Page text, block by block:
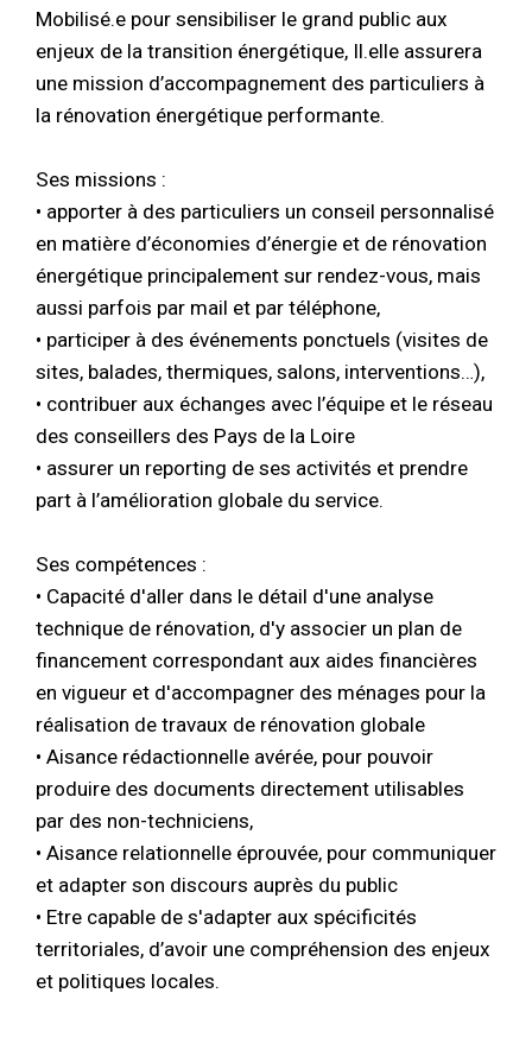
Mobilisé.e pour sensibiliser le grand public aux
enjeux de la transition énergétique, Il.elle assurera
une mission d’accompagnement des particuliers à
la rénovation énergétique performante.
Ses missions :
• apporter à des particuliers un conseil personnalisé
en matière d’économies d’énergie et de rénovation
énergétique principalement sur rendez-vous, mais
aussi parfois par mail et par téléphone,
• participer à des événements ponctuels (visites de
sites, balades, thermiques, salons, interventions…),
• contribuer aux échanges avec l’équipe et le réseau
des conseillers des Pays de la Loire
• assurer un reporting de ses activités et prendre
part à l’amélioration globale du service.
Ses compétences :
• Capacité d'aller dans le détail d'une analyse
technique de rénovation, d'y associer un plan de
financement correspondant aux aides financières
en vigueur et d'accompagner des ménages pour la
réalisation de travaux de rénovation globale
• Aisance rédactionnelle avérée, pour pouvoir
produire des documents directement utilisables
par des non-techniciens,
• Aisance relationnelle éprouvée, pour communiquer
et adapter son discours auprès du public
• Etre capable de s'adapter aux spécificités
territoriales, d’avoir une compréhension des enjeux
et politiques locales.